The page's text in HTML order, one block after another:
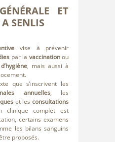
ET
SENLIS
vise à prévenir
par la vaccinationou
, mais aussi à
que s’inscrivent les
annuelles, les
et les consultations
clinique complet est
certains examens
les bilans sanguins
proposés.